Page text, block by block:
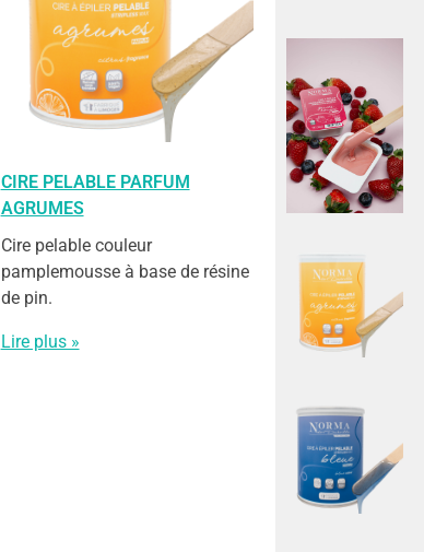
CIRE PELABLE PARFUM
AGRUMES
Cire pelable couleur
pamplemousse à base de résine
de pin.
Lire plus »